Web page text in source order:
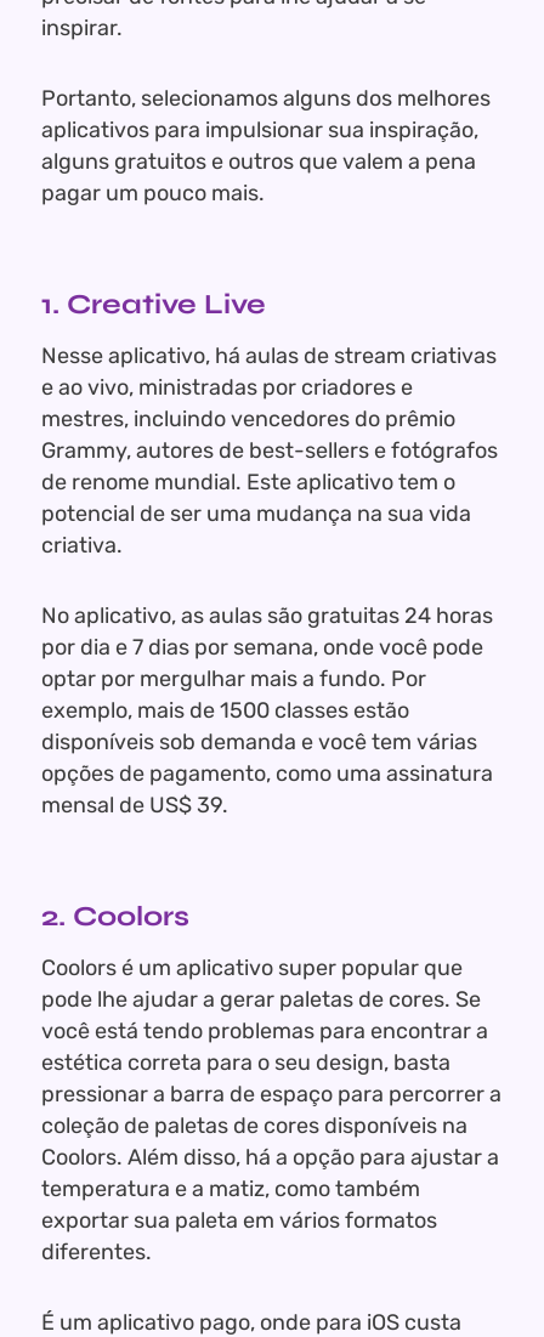
inspirar.
Portanto, selecionamos alguns dos melhores
aplicativos para impulsionar sua inspiração,
alguns gratuitos e outros que valem a pena
pagar um pouco mais.
1. Creative Live
Nesse aplicativo, há aulas de stream criativas
e ao vivo, ministradas por criadores e
mestres, incluindo vencedores do prêmio
Grammy, autores de best-sellers e fotógrafos
de renome mundial. Este aplicativo tem o
potencial de ser uma mudança na sua vida
criativa.
No aplicativo, as aulas são gratuitas 24 horas
por dia e 7 dias por semana, onde você pode
optar por mergulhar mais a fundo. Por
exemplo, mais de 1500 classes estão
disponíveis sob demanda e você tem várias
opções de pagamento, como uma assinatura
mensal de US$ 39.
2. Coolors
Coolors é um aplicativo super popular que
pode lhe ajudar a gerar paletas de cores. Se
você está tendo problemas para encontrar a
estética correta para o seu design, basta
pressionar a barra de espaço para percorrer a
coleção de paletas de cores disponíveis na
Coolors. Além disso, há a opção para ajustar a
temperatura e a matiz, como também
exportar sua paleta em vários formatos
diferentes.
É um aplicativo pago, onde para iOS custa